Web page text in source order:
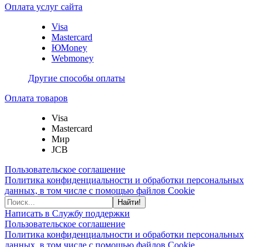
Оплата услуг сайта
Visa
Mastercard
ЮMoney
Webmoney
Другие способы оплаты
Оплата товаров
Visa
Mastercard
Мир
JCB
Пользовательское соглашение
Политика конфиденциальности и обработки персональных
данных, в том числе с помощью файлов Cookie
Найти!
Написать в Службу поддержки
Пользовательское соглашение
Политика конфиденциальности и обработки персональных
данных, в том числе с помощью файлов Cookie